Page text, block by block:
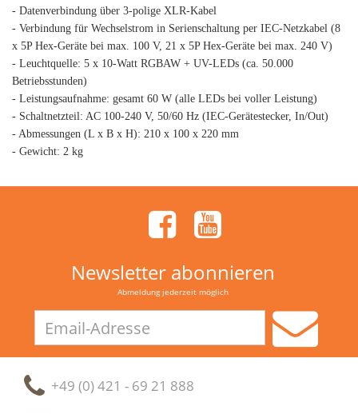
- Datenverbindung über 3-polige XLR-Kabel
- Verbindung für Wechselstrom in Serienschaltung per IEC-Netzkabel (8
x 5P Hex-Geräte bei max. 100 V, 21 x 5P Hex-Geräte bei max. 240 V)
- Leuchtquelle: 5 x 10-Watt RGBAW + UV-LEDs (ca. 50.000
Betriebsstunden)
- Leistungsaufnahme: gesamt 60 W (alle LEDs bei voller Leistung)
- Schaltnetzteil: AC 100-240 V, 50/60 Hz (IEC-Gerätestecker, In/Out)
- Abmessungen (L x B x H): 210 x 100 x 220 mm
- Gewicht: 2 kg
Newsletter abonnieren
Abmeldung jederzeit möglich
Adresse
+49 (0) 421 - 69 21 888